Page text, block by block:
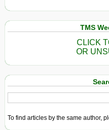
TMS
CLICK
OR
To find articles by the same author,